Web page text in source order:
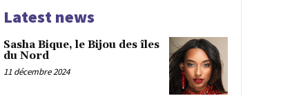
Latest news
Sasha Bique, le Bijou des îles
du Nord
11 décembre 2024